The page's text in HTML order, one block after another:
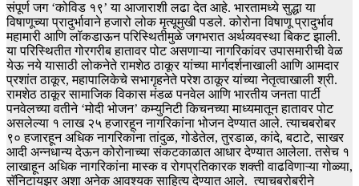
संपूर्ण जग ‘कोविड १९’ या आजाराशी लढा देत आहे. भारतामध्ये सुद्धा या
विषाणूच्या प्रादुर्भावाने हजारो लोक मृत्यूमुखी पडले. कोरोना विषाणू प्रादुर्भाव
महामारी आणि लॉकडाऊन परिस्थितीमुळे जगभरात अर्थव्यवस्था बिकट झाली.
या परिस्थितीत गोरगरीब हातावर पोट असणाऱ्या नागरिकांवर उपासमारीची वेळ
येऊ नये यासाठी लोकनेते रामशेठ ठाकूर यांच्या मार्गदर्शनाखाली आणि आमदार
प्रशांत ठाकूर, महापालिकेचे सभागृहनेते परेश ठाकूर यांच्या नेतृत्वाखाली श्री.
रामशेठ ठाकूर सामाजिक विकास मंडळ पनवेल आणि भारतीय जनता पार्टी
पनवेलच्या वतीने ‘मोदी भोजन’ कम्युनिटी किचनच्या माध्यमातून हातावर पोट
असलेल्या १ लाख २५ हजारहून नागरिकांना भोजन देण्यात आले. त्याचबरोबर
९० हजारहून अधिक नागरिकांना तांदुळ, गोडेतेल, तुरडाळ, कांदे, बटाटे, साखर
आदी अन्नधान्य देऊन कोरोनाच्या संकटकाळात आधार देण्यात आलेला. तसेच १
लाखाहून अधिक नागरिकांना मास्क व रोगप्रतिकारक शक्ती वाढविणाऱ्या गोळ्या,
सॅनिटायझर अशा अनेक आवश्यक साहित्य देण्यात आले. त्याचबरोबरीने